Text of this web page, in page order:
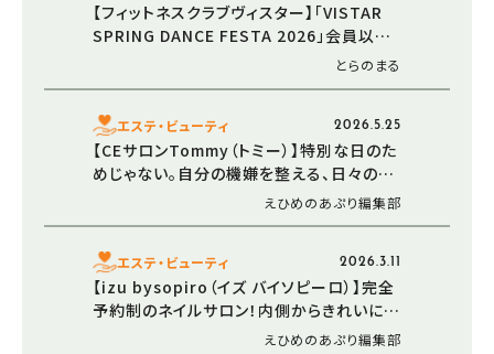
【フィットネスクラブヴィスター】「VISTAR
SPRING DANCE FESTA 2026」会員以外
も参加OK！（愛媛/西予市・新サービス）とらのまる
エステ・ビューティ 2026.5.25
【CEサロンTommy（トミー）】特別な日のた
めじゃない。自分の機嫌を整える、日々の中
えひめのあぷり編集部
エステ・ビューティ 2026.3.11
【izu bysopiro（イズ バイソピーロ）】完全
予約制のネイルサロン！内側からきれいにな
れる新メニューが登場（愛媛/松山市・新メ
えひめのあぷり編集部